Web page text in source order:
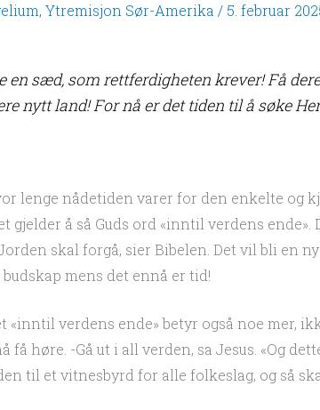
, Ytremisjon Sør-Amerika / 5. februar
en sæd, som rettferdigheten krever! Få
nytt land! For nå er det tiden til å søke
lenge nådetiden varer for den enkelte og
gjelder å så Guds ord «inntil verdens
skal forgå, sier Bibelen. Det vil bli en
mens det ennå er tid!
«inntil verdens ende» betyr også noe mer,
få høre. -Gå ut i all verden, sa Jesus. «Og
til et vitnesbyrd for alle folkeslag, og så